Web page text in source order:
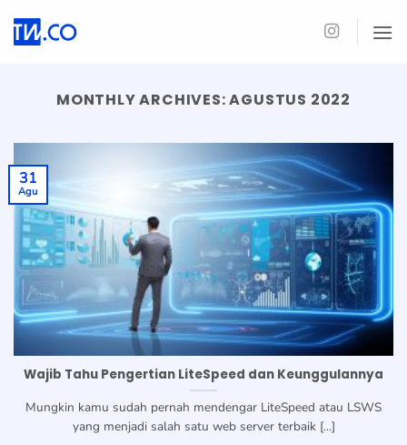
MONTHLY ARCHIVES:AGUSTUS 2022
Wajib Tahu Pengertian LiteSpeed dan Keunggulannya
Mungkin kamu sudah pernah mendengar LiteSpeed atau LSWS
yang menjadi salah satu web server terbaik [...]
31
Agu